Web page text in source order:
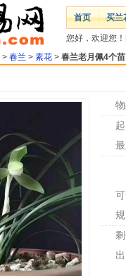
首页 买兰
您好，欢迎您！
> 春兰 > 素花 > 春兰老月佩4个苗